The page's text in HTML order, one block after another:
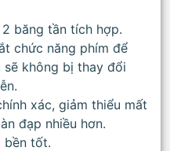
băng tần tích hợp.
chức năng phím để
không bị thay đổi
xác, giảm thiểu mất
đạp nhiều hơn.
bền tốt.